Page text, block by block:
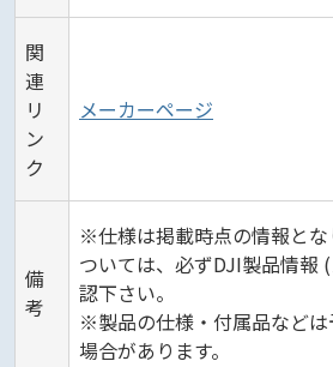
関
連
リ
ン
ク
メーカーページ
備
考
※仕様は掲載時点の情報とな
ついては、必ずDJI製品情報
認下さい。
※製品の仕様・付属品など
場合があります。